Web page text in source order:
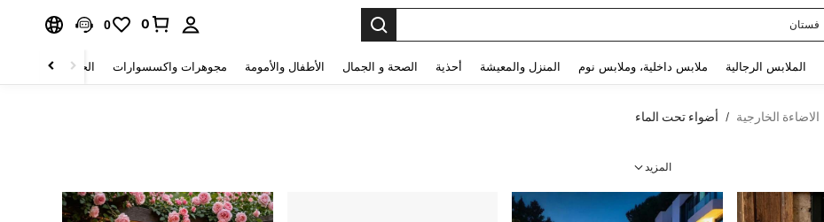
squishy
0
0
الملابس الرجالية ملابس داخلية، وملابس نوم المنزل والمعيشة أحذية الصحة و الجمال الأطفال والأمومة مجوهرات واكسسوارات الحقائب والأمتعة
الاضاءة الخارجية / أضواء تحت الماء
المزيد